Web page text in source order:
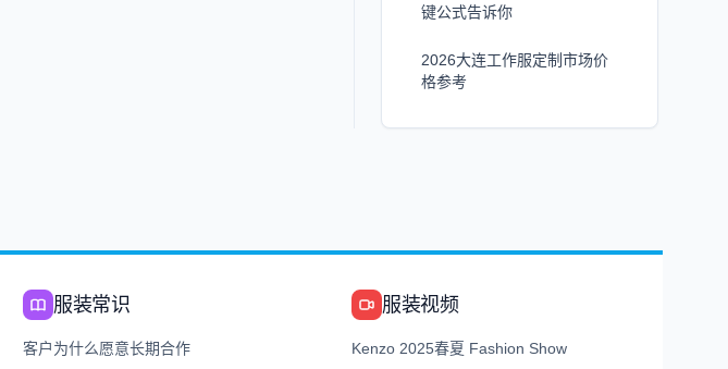
键公式告诉你
2026大连工作服定制市场价
格参考
服装常识
客户为什么愿意长期合作
服装视频
Kenzo 2025春夏 Fashion Show